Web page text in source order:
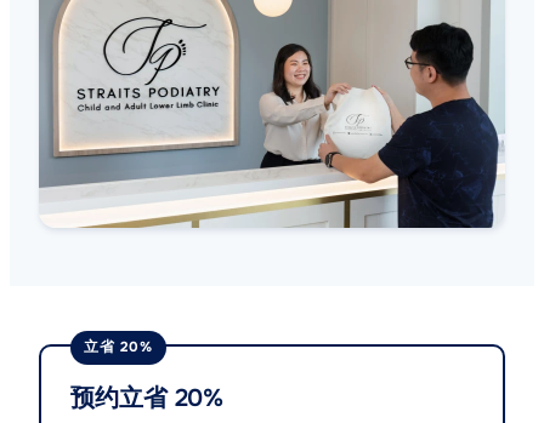
立省 20%
预约立省 20%